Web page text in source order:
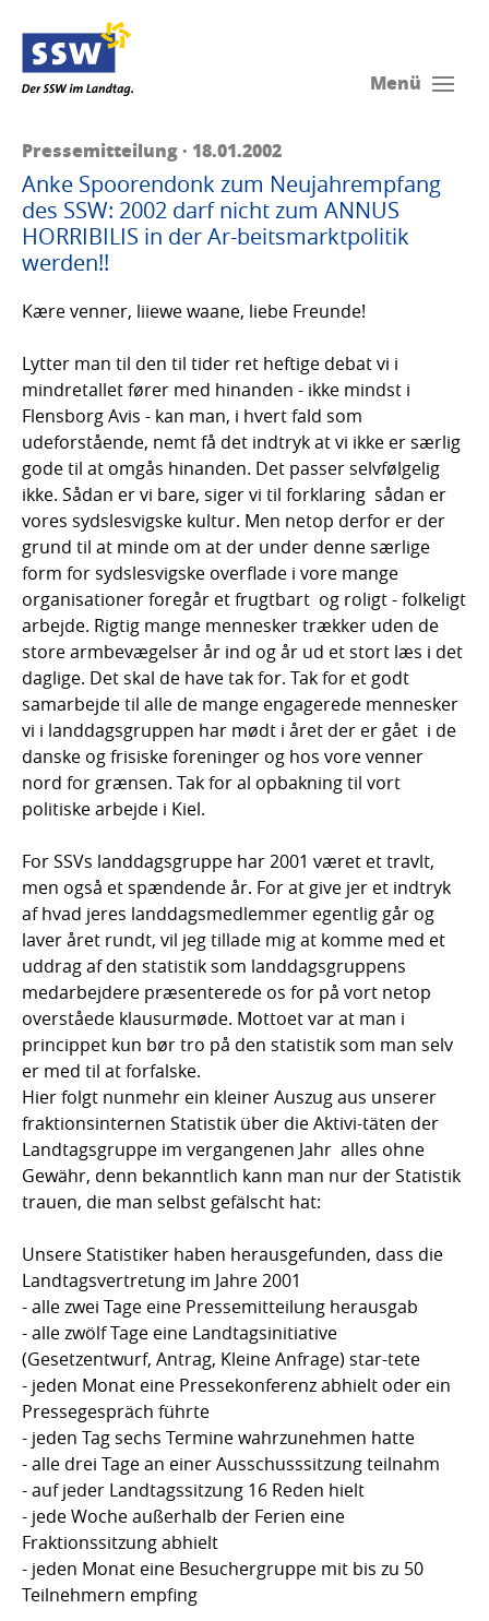
Menü
Pressemitteilung · 18.01.2002
Anke Spoorendonk zum Neujahrempfang
des SSW: 2002 darf nicht zum ANNUS
HORRIBILIS in der Ar-beitsmarktpolitik
werden!!
Kære venner, liiewe waane, liebe Freunde!
Lytter man til den til tider ret heftige debat vi i
mindretallet fører med hinanden - ikke mindst i
Flensborg Avis - kan man, i hvert fald som
udeforstående, nemt få det indtryk at vi ikke er særlig
gode til at omgås hinanden. Det passer selvfølgelig
ikke. Sådan er vi bare, siger vi til forklaring  sådan er
vores sydslesvigske kultur. Men netop derfor er der
grund til at minde om at der under denne særlige
form for sydslesvigske overflade i vore mange
organisationer foregår et frugtbart  og roligt - folkeligt
arbejde. Rigtig mange mennesker trækker uden de
store armbevægelser år ind og år ud et stort læs i det
daglige. Det skal de have tak for. Tak for et godt
samarbejde til alle de mange engagerede mennesker
vi i landdagsgruppen har mødt i året der er gået  i de
danske og frisiske foreninger og hos vore venner
nord for grænsen. Tak for al opbakning til vort
politiske arbejde i Kiel.
For SSVs landdagsgruppe har 2001 været et travlt,
men også et spændende år. For at give jer et indtryk
af hvad jeres landdagsmedlemmer egentlig går og
laver året rundt, vil jeg tillade mig at komme med et
uddrag af den statistik som landdagsgruppens
medarbejdere præsenterede os for på vort netop
overståede klausurmøde. Mottoet var at man i
princippet kun bør tro på den statistik som man selv
er med til at forfalske.
Hier folgt nunmehr ein kleiner Auszug aus unserer
fraktionsinternen Statistik über die Aktivi-täten der
Landtagsgruppe im vergangenen Jahr  alles ohne
Gewähr, denn bekanntlich kann man nur der Statistik
trauen, die man selbst gefälscht hat:
Unsere Statistiker haben herausgefunden, dass die
Landtagsvertretung im Jahre 2001
- alle zwei Tage eine Pressemitteilung herausgab
- alle zwölf Tage eine Landtagsinitiative
(Gesetzentwurf, Antrag, Kleine Anfrage) star-tete
- jeden Monat eine Pressekonferenz abhielt oder ein
Pressegespräch führte
- jeden Tag sechs Termine wahrzunehmen hatte
- alle drei Tage an einer Ausschusssitzung teilnahm
- auf jeder Landtagssitzung 16 Reden hielt
- jede Woche außerhalb der Ferien eine
Fraktionssitzung abhielt
- jeden Monat eine Besuchergruppe mit bis zu 50
Teilnehmern empfing